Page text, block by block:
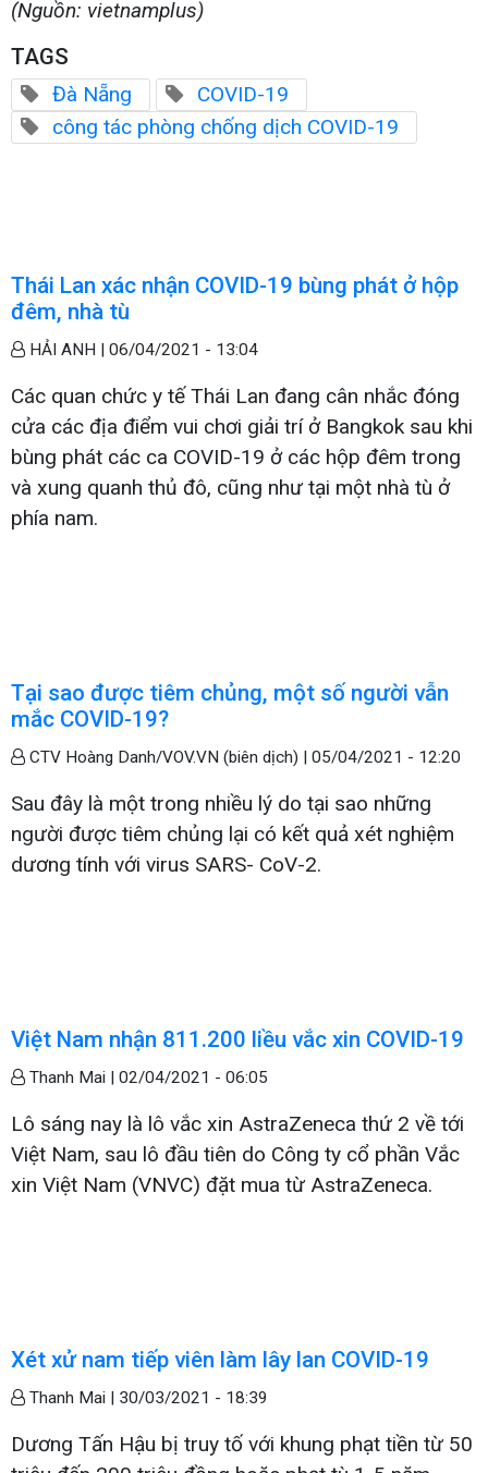
(Nguồn: vietnamplus)
TAGS
Đà Nẵng
COVID-19
công tác phòng chống dịch COVID-19
Thái Lan xác nhận COVID-19 bùng phát ở hộp
đêm, nhà tù
HẢI ANH | 06/04/2021 - 13:04
Các quan chức y tế Thái Lan đang cân nhắc đóng
cửa các địa điểm vui chơi giải trí ở Bangkok sau khi
bùng phát các ca COVID-19 ở các hộp đêm trong
và xung quanh thủ đô, cũng như tại một nhà tù ở
phía nam.
Tại sao được tiêm chủng, một số người vẫn
mắc COVID-19?
CTV Hoàng Danh/VOV.VN (biên dịch) | 05/04/2021 - 12:20
Sau đây là một trong nhiều lý do tại sao những
người được tiêm chủng lại có kết quả xét nghiệm
dương tính với virus SARS- CoV-2.
Việt Nam nhận 811.200 liều vắc xin COVID-19
Thanh Mai | 02/04/2021 - 06:05
Lô sáng nay là lô vắc xin AstraZeneca thứ 2 về tới
Việt Nam, sau lô đầu tiên do Công ty cổ phần Vắc
xin Việt Nam (VNVC) đặt mua từ AstraZeneca.
Xét xử nam tiếp viên làm lây lan COVID-19
Thanh Mai | 30/03/2021 - 18:39
Dương Tấn Hậu bị truy tố với khung phạt tiền từ 50